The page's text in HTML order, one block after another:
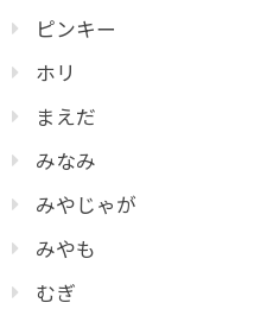
ピンキー
ホリ
まえだ
みなみ
みやじゃが
みやも
むぎ